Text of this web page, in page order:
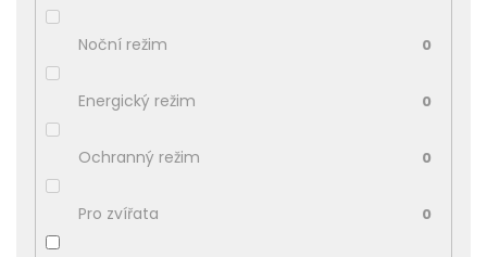
Noční režim 0
Energický režim 0
Ochranný režim 0
Pro zvířata 0